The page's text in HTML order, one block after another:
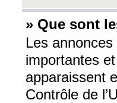
» Que sont
Les
importantes
apparaissent
Contrôle de